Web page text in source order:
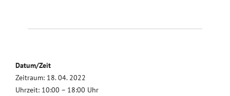
Datum/Zeit
Zeitraum: 18. 04. 2022
Uhrzeit: 10:00 – 18:00 Uhr